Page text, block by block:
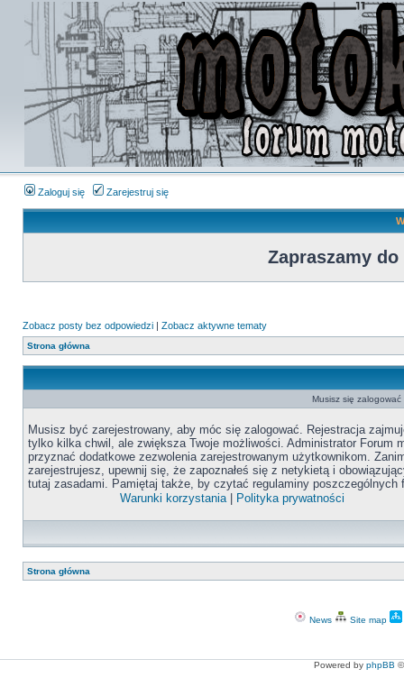
Zaloguj się Zarejestruj się
Zapraszamy do
Zobacz posty bez odpowiedzi | Zobacz aktywne tematy
Strona główna
Musisz się
Musisz być zarejestrowany, aby móc się zalogować. Rejestracja
tylko kilka chwil, ale zwiększa Twoje możliwości. Administrator Forum
przyznać dodatkowe zezwolenia zarejestrowanym użytkownikom.
zarejestrujesz, upewnij się, że zapoznałeś się z netykietą i
tutaj zasadami. Pamiętaj także, by czytać regulaminy poszczególnych
Warunki korzystania| Polityka prywatności
Strona główna
News Site map
Powered by phpBB